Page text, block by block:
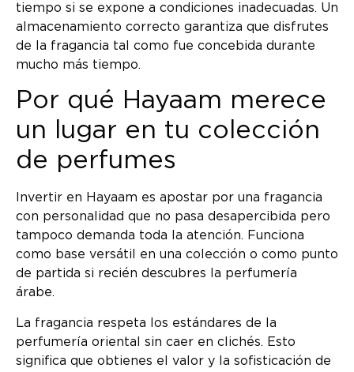
tiempo si se expone a condiciones inadecuadas. Un
almacenamiento correcto garantiza que disfrutes
de la fragancia tal como fue concebida durante
mucho más tiempo.
Por qué Hayaam merece
un lugar en tu colección
de perfumes
Invertir en Hayaam es apostar por una fragancia
con personalidad que no pasa desapercibida pero
tampoco demanda toda la atención. Funciona
como base versátil en una colección o como punto
de partida si recién descubres la perfumería
árabe.
La fragancia respeta los estándares de la
perfumería oriental sin caer en clichés. Esto
significa que obtienes el valor y la sofisticación de